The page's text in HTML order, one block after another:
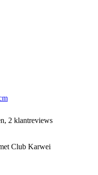
2 klantreviews
Club Karwei